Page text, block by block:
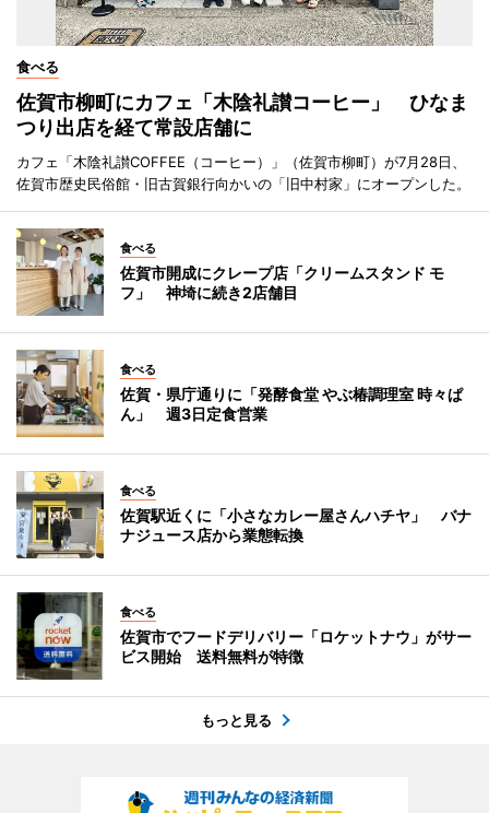
食べる
佐賀市柳町にカフェ「木陰礼讃コーヒー」 ひなま
つり出店を経て常設店舗に
カフェ「木陰礼讃COFFEE（コーヒー）」（佐賀市柳町）が7月28日、
佐賀市歴史民俗館・旧古賀銀行向かいの「旧中村家」にオープンした。
食べる
佐賀市開成にクレープ店「クリームスタンド モ
フ」 神埼に続き2店舗目
食べる
佐賀・県庁通りに「発酵食堂 やぶ椿調理室 時々ぱ
ん」 週3日定食営業
食べる
佐賀駅近くに「小さなカレー屋さんハチヤ」 バナ
ナジュース店から業態転換
食べる
佐賀市でフードデリバリー「ロケットナウ」がサー
ビス開始 送料無料が特徴
もっと見る